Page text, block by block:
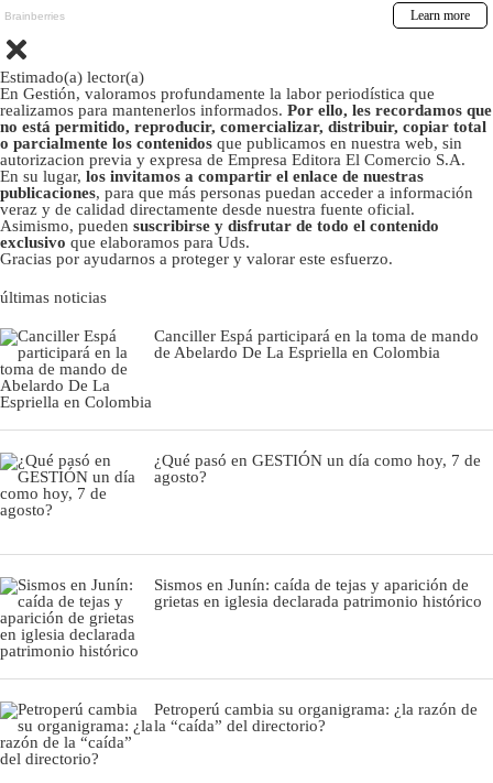
Estimado(a) lector(a)
En Gestión, valoramos profundamente la labor periodística que
realizamos para mantenerlos informados. Por ello, les recordamos que
no está permitido, reproducir, comercializar, distribuir, copiar total
o parcialmente los contenidos que publicamos en nuestra web, sin
autorizacion previa y expresa de Empresa Editora El Comercio S.A.
En su lugar, los invitamos a compartir el enlace de nuestras
publicaciones, para que más personas puedan acceder a información
veraz y de calidad directamente desde nuestra fuente oficial.
Asimismo, pueden suscribirse y disfrutar de todo el contenido
exclusivo que elaboramos para Uds.
Gracias por ayudarnos a proteger y valorar este esfuerzo.
últimas noticias
Canciller Espá participará en la toma de mando
de Abelardo De La Espriella en Colombia
¿Qué pasó en GESTIÓN un día como hoy, 7 de
agosto?
Sismos en Junín: caída de tejas y aparición de
grietas en iglesia declarada patrimonio histórico
Petroperú cambia su organigrama: ¿la razón de
la “caída” del directorio?